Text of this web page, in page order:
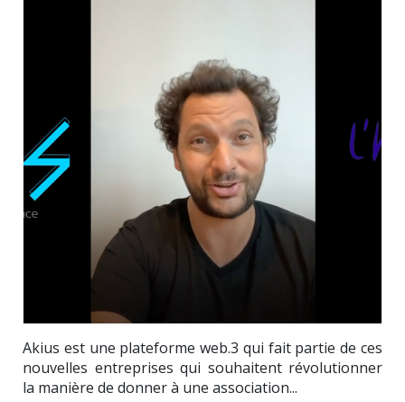
Akius est une plateforme web.3 qui fait partie de ces
nouvelles entreprises qui souhaitent révolutionner
la manière de donner à une association...